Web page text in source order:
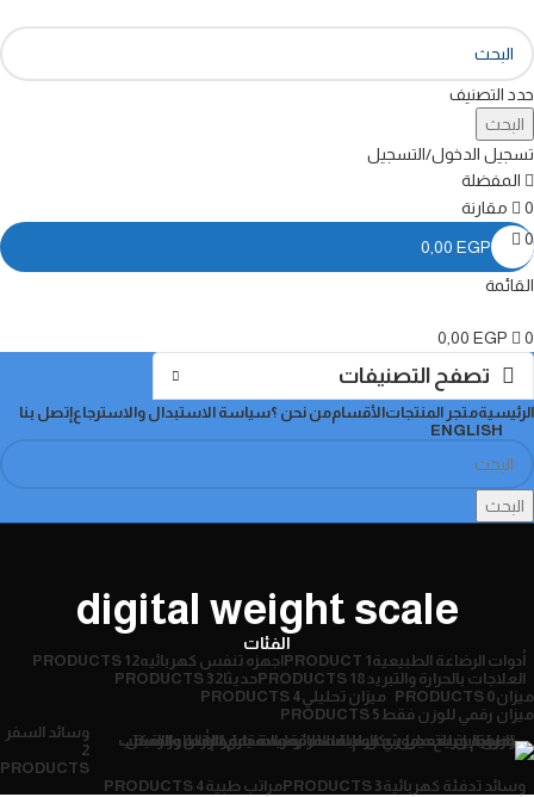
حدد التصنيف
البحث
تسجيل الدخول/التسجيل
المفضلة
0
مقارنة
0
0,00 EGP
القائمة
0
0,00 EGP
تصفح التصنيفات
الرئيسيةمتجر المنتجاتالأقساممن نحن ؟سياسة الاستبدال والاسترجاعإتصل بنا
ENGLISH
البحث
digital weight scale
الفئات
أدوات الرضاعة الطبيعية1 PRODUCT اجهزه تنفس كهربائيه12 PRODUCTS
العلاجات بالحرارة والتبريد18 PRODUCTS حديثا32 PRODUCTS
ميزان0 PRODUCTS ميزان تحليلي4 PRODUCTS
ميزان رقمي للوزن فقط 5 PRODUCTS
وسائد السفر
2
PRODUCTS
وسائد تدفئة كهربائية3 PRODUCTS مراتب طبية4 PRODUCTS